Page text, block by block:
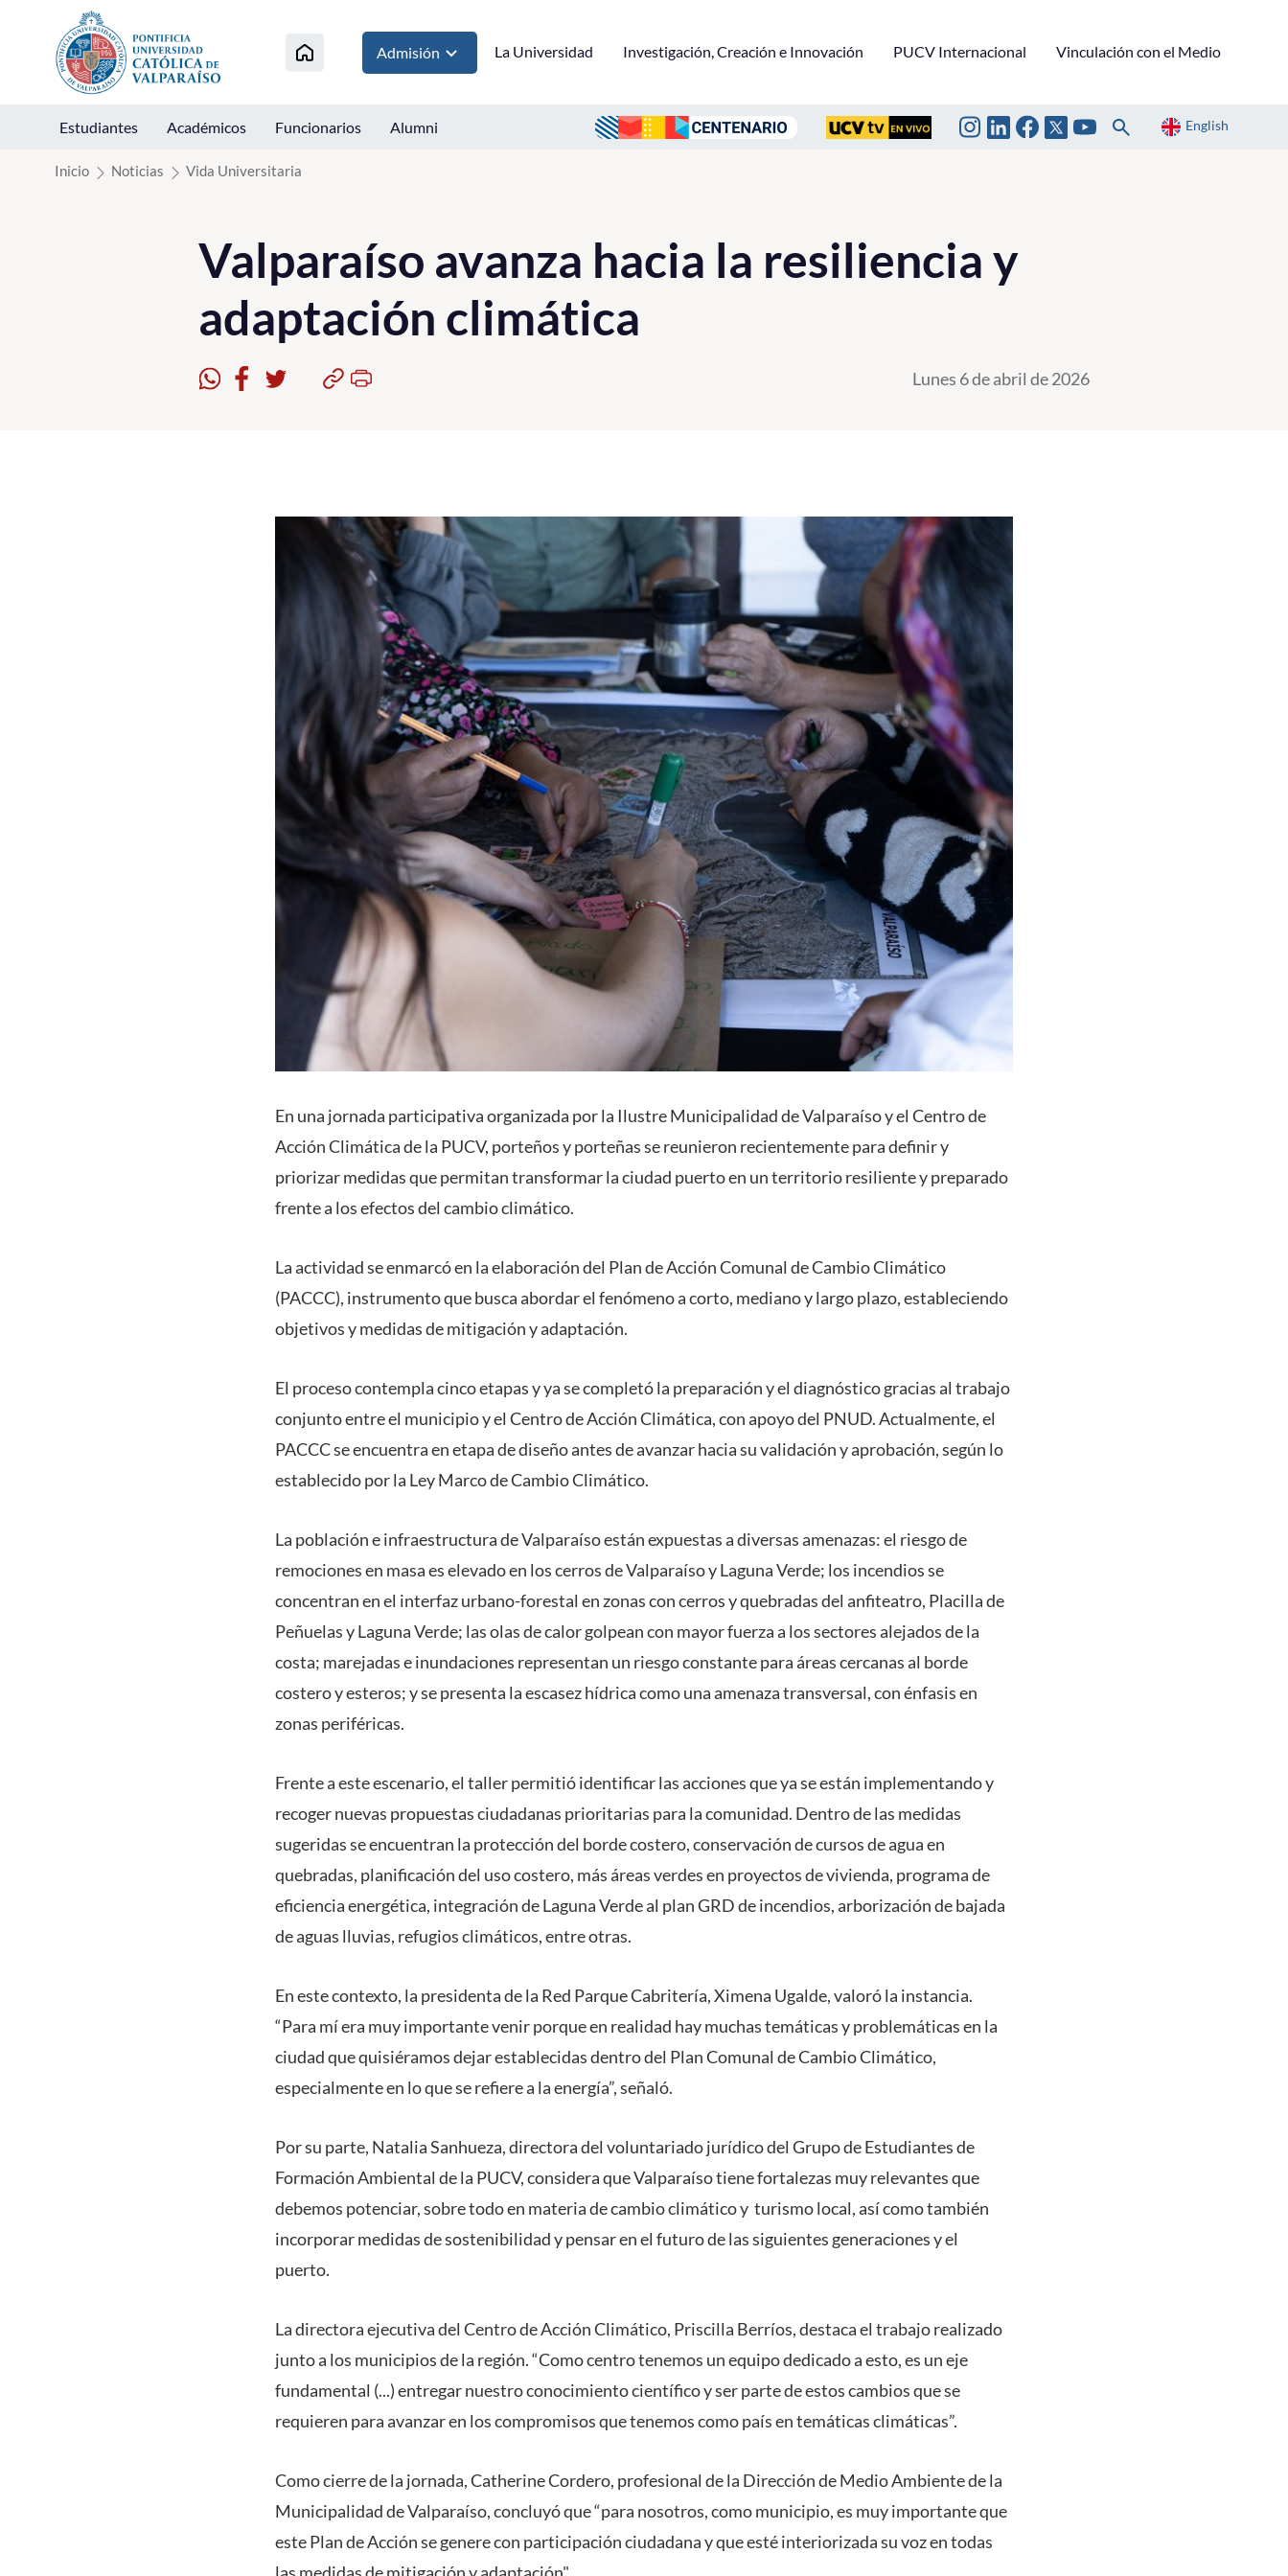
Click acá para ir directamente al contenido
Admisión La Universidad Investigación, Creación e Innovación PUCV Internacional Vinculación con el Medio
Estudiantes Académicos Funcionarios Alumni English
Inicio Noticias Vida Universitaria
Valparaíso avanza hacia la resiliencia y
adaptación climática
Lunes 6 de abril de 2026
En una jornada participativa organizada por la Ilustre Municipalidad de Valparaíso y el Centro de
Acción Climática de la PUCV, porteños y porteñas se reunieron recientemente para definir y
priorizar medidas que permitan transformar la ciudad puerto en un territorio resiliente y preparado
frente a los efectos del cambio climático.
La actividad se enmarcó en la elaboración del Plan de Acción Comunal de Cambio Climático
(PACCC), instrumento que busca abordar el fenómeno a corto, mediano y largo plazo, estableciendo
objetivos y medidas de mitigación y adaptación.
El proceso contempla cinco etapas y ya se completó la preparación y el diagnóstico gracias al trabajo
conjunto entre el municipio y el Centro de Acción Climática, con apoyo del PNUD. Actualmente, el
PACCC se encuentra en etapa de diseño antes de avanzar hacia su validación y aprobación, según lo
establecido por la Ley Marco de Cambio Climático.
La población e infraestructura de Valparaíso están expuestas a diversas amenazas: el riesgo de
remociones en masa es elevado en los cerros de Valparaíso y Laguna Verde; los incendios se
concentran en el interfaz urbano-forestal en zonas con cerros y quebradas del anfiteatro, Placilla de
Peñuelas y Laguna Verde; las olas de calor golpean con mayor fuerza a los sectores alejados de la
costa; marejadas e inundaciones representan un riesgo constante para áreas cercanas al borde
costero y esteros; y se presenta la escasez hídrica como una amenaza transversal, con énfasis en
zonas periféricas.
Frente a este escenario, el taller permitió identificar las acciones que ya se están implementando y
recoger nuevas propuestas ciudadanas prioritarias para la comunidad. Dentro de las medidas
sugeridas se encuentran la protección del borde costero, conservación de cursos de agua en
quebradas, planificación del uso costero, más áreas verdes en proyectos de vivienda, programa de
eficiencia energética, integración de Laguna Verde al plan GRD de incendios, arborización de bajada
de aguas lluvias, refugios climáticos, entre otras.
En este contexto, la presidenta de la Red Parque Cabritería, Ximena Ugalde, valoró la instancia.
“Para mí era muy importante venir porque en realidad hay muchas temáticas y problemáticas en la
ciudad que quisiéramos dejar establecidas dentro del Plan Comunal de Cambio Climático,
especialmente en lo que se refiere a la energía”, señaló.
Por su parte, Natalia Sanhueza, directora del voluntariado jurídico del Grupo de Estudiantes de
Formación Ambiental de la PUCV, considera que Valparaíso tiene fortalezas muy relevantes que
debemos potenciar, sobre todo en materia de cambio climático y turismo local, así como también
incorporar medidas de sostenibilidad y pensar en el futuro de las siguientes generaciones y el
puerto.
La directora ejecutiva del Centro de Acción Climático, Priscilla Berríos, destaca el trabajo realizado
junto a los municipios de la región. “Como centro tenemos un equipo dedicado a esto, es un eje
fundamental (...) entregar nuestro conocimiento científico y ser parte de estos cambios que se
requieren para avanzar en los compromisos que tenemos como país en temáticas climáticas”.
Como cierre de la jornada, Catherine Cordero, profesional de la Dirección de Medio Ambiente de la
Municipalidad de Valparaíso, concluyó que “para nosotros, como municipio, es muy importante que
este Plan de Acción se genere con participación ciudadana y que esté interiorizada su voz en todas